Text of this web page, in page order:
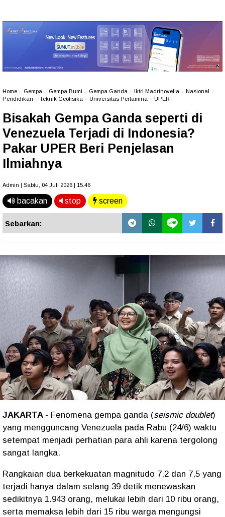
Home Gempa Gempa Bumi Gempa Ganda Iktri Madrinovella Nasional
Pendidikan
Teknik Geofisika Universitas Pertamina UPER
Bisakah Gempa Ganda seperti di
Venezuela Terjadi di Indonesia?
Pakar UPER Beri Penjelasan
Ilmiahnya
Admin | Sabtu, 04 Juli 2026 | 15.46
bacakan stop screen
Sebarkan:
JAKARTA - Fenomena gempa ganda (seismic doublet)
yang mengguncang Venezuela pada Rabu (24/6) waktu
setempat menjadi perhatian para ahli karena tergolong
sangat langka.
Rangkaian dua berkekuatan magnitudo 7,2 dan 7,5 yang
terjadi hanya dalam selang 39 detik menewaskan
sedikitnya 1.943 orang, melukai lebih dari 10 ribu orang,
serta memaksa lebih dari 15 ribu warga mengungsi